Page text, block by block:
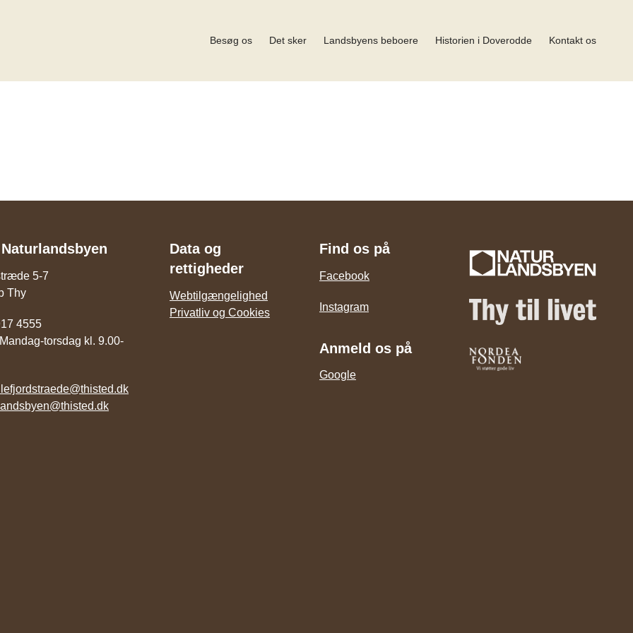
Besøg os Det sker Landsbyens beboere Historien i Doverodde Kontakt os
5-7
Thy
4555
torsdag kl. 9.00-
Data og
rettigheder
Webtilgængelighed
Privatliv og Cookies
Find os på
Facebook
Instagram
Anmeld os på
Google